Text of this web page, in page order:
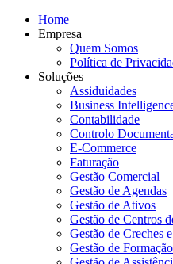
Home
Empresa
Quem Somos
Política de
Soluções
Assiduidades
Business
Contabilidade
Controlo
E-Commerce
Faturação
Gestão Comercial
Gestão de Agendas
Gestão de Ativos
Gestão de Centros
Gestão de Creches
Gestão de Formação